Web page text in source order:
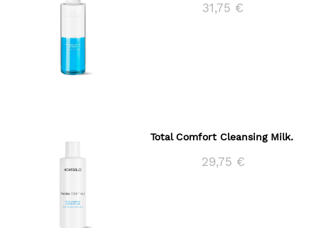
31,75 €
Total Comfort Cleansing Milk.
29,75 €